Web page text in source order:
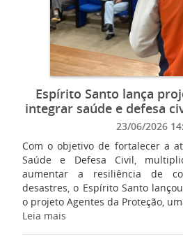
Espírito Santo lança
integrar saúde e defesa
23/06/2026
Com o objetivo de fortalecer a
Saúde e Defesa Civil,
aumentar a resiliência de
desastres, o Espírito Santo
o projeto Agentes da Proteção,
Leia mais